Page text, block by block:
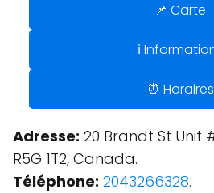
📌 Carte
ℹ️
⏰ Horaires
Adresse: 20 Brandt St Unit
R5G 1T2, Canada.
Téléphone: 2043266328.